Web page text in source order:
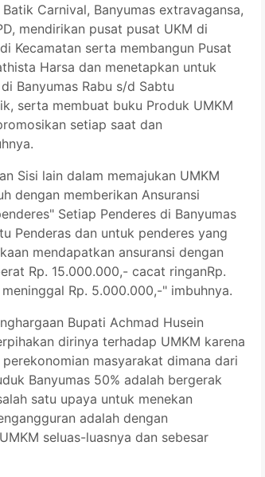
Carnival, Banyumas extravagansa,
mendirikan pusat pusat UKM di
Kecamatan serta membangun Pusat
Harsa dan menetapkan untuk
Banyumas Rabu s/d Sabtu
serta membuat buku Produk UMKM
setiap saat dan
Sisi lain dalam memajukan UMKM
dengan memberikan Ansuransi
Setiap Penderes di Banyumas
Penderas dan untuk penderes yang
mendapatkan ansuransi dengan
Rp. 15.000.000,- cacat ringanRp.
Rp. 5.000.000,-" imbuhnya.
Bupati Achmad Husein
dirinya terhadap UMKM karena
masyarakat dimana dari
Banyumas 50% adalah bergerak
satu upaya untuk menekan
adalah dengan
seluas-luasnya dan sebesar